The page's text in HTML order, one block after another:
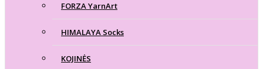
FORZA YarnArt
HIMALAYA Socks
KOJINĖS